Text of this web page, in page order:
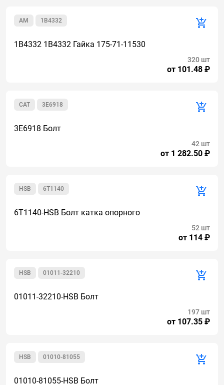
1B4332
AM
1B4332 1B4332 Гайка 175-71-11530
от 101.48 ₽
320 шт
3E6918
CAT
3E6918 Болт
от 1 282.50 ₽
42 шт
6T1140
HSB
6T1140-HSB Болт катка опорного
от 114 ₽
52 шт
01011-32210
HSB
01011-32210-HSB Болт
от 107.35 ₽
197 шт
01010-81055
HSB
01010-81055-HSB Болт